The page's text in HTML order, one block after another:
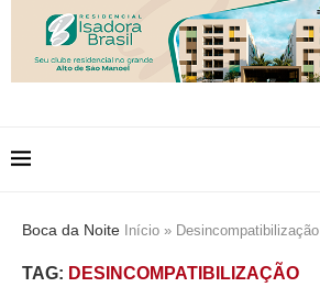
Boca da Noite Início » Desincompatibilização
TAG: DESINCOMPATIBILIZAÇÃO